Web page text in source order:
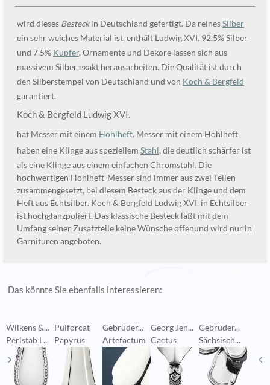
wird dieses Besteckin Deutschland gefertigt. Da reinesSilber
ein sehr weiches Material ist, enthält Ludwig XVI. 92.5% Silber
und 7.5% Kupfer. Ornamente und Dekore lassen sich aus
massivem Silber exakt herausarbeiten. Die Qualität ist durch
den Silberstempel von Deutschland und von Koch & Bergfeld
garantiert.
Koch & Bergfeld Ludwig XVI.
hat Messer mit einem Hohlheft. Messer mit einem Hohlheft
haben eine Klinge aus speziellem Stahl, die deutlich schärfer ist
als eine Klinge aus einem einfachen Chromstahl. Die
hochwertigen Hohlheft-Messer sind immer aus zwei Teilen
zusammengesetzt, bei diesem Besteck aus der Klinge und dem
Heft aus Echtsilber. Koch & Bergfeld Ludwig XVI. in Echtsilber
ist hochglanzpoliert. Das klassische Besteck läßt mit dem
Umfang seiner Zusatzteile keine Wünsche offenund wird nur in
Garnituren angeboten.
Das könnte Sie ebenfalls interessieren:
Wilkens &...
Perlstab L...
Puiforcat
Papyrus
Gebrüder...
Artefactum
Georg Jen...
Cactus
Gebrüder...
Sächsisch...